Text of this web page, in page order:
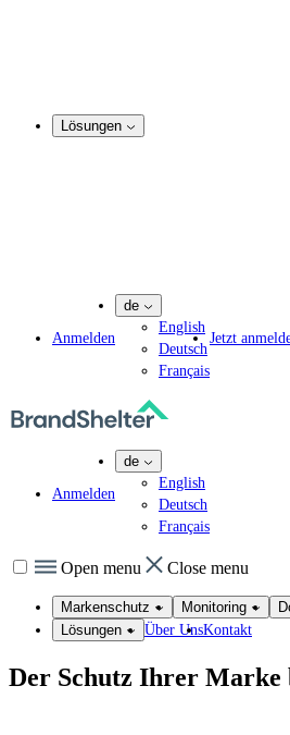
Lösungen
Anmelden
de
English
Deutsch
Français
Jetzt
Anmelden
de
English
Deutsch
Français
Open menu Close menu
Markenschutz Monitoring
Lösungen
Über UnsKontakt
Der Schutz Ihrer Marke